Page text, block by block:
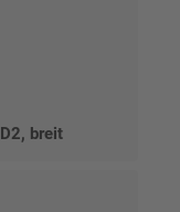
breit